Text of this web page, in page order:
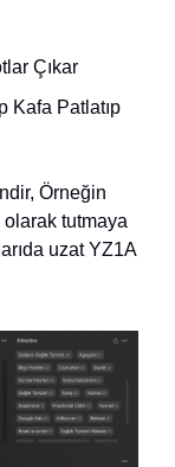
Çıkar
Kafa Patlatıp
Örneğin
olarak tutmaya
uzat YZ1A